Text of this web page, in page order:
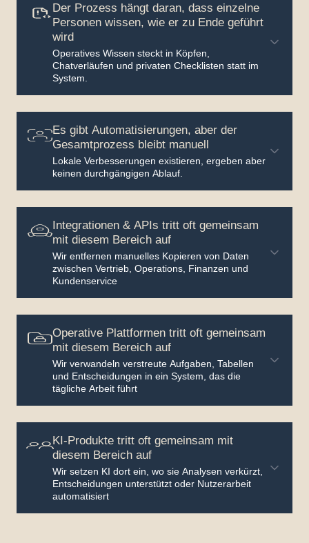
Der Prozess hängt daran, dass einzelne
Personen wissen, wie er zu Ende geführt
wird
Operatives Wissen steckt in Köpfen,
Chatverläufen und privaten Checklisten statt im
System.
Es gibt Automatisierungen, aber der
Gesamtprozess bleibt manuell
Lokale Verbesserungen existieren, ergeben aber
keinen durchgängigen Ablauf.
Integrationen & APIs tritt oft gemeinsam
mit diesem Bereich auf
Wir entfernen manuelles Kopieren von Daten
zwischen Vertrieb, Operations, Finanzen und
Kundenservice
Operative Plattformen tritt oft gemeinsam
mit diesem Bereich auf
Wir verwandeln verstreute Aufgaben, Tabellen
und Entscheidungen in ein System, das die
tägliche Arbeit führt
KI-Produkte tritt oft gemeinsam mit
diesem Bereich auf
Wir setzen KI dort ein, wo sie Analysen verkürzt,
Entscheidungen unterstützt oder Nutzerarbeit
automatisiert